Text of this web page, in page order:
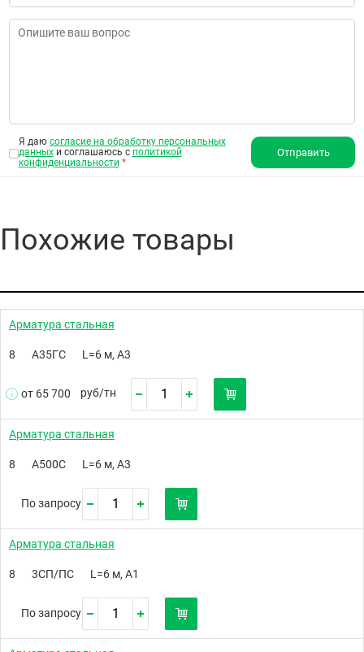
Я даю согласие на обработку персональных
данныхи соглашаюсь с политикой
конфиденциальности *
Отправить
Похожие товары
Арматура стальная
8 А35ГС L=6 м, А3
от 65 700 руб/тн
Арматура стальная
8 А500С L=6 м, А3
По запросу
Арматура стальная
8 3СП/ПС L=6 м, А1
По запросу